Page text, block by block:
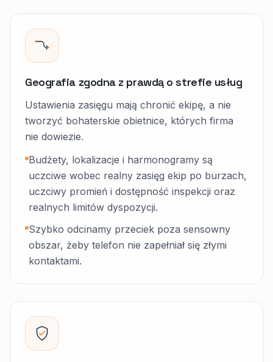
Geografia zgodna z prawdą o strefie usług
Ustawienia zasięgu mają chronić ekipę, a nie
tworzyć bohaterskie obietnice, których firma
nie dowiezie.
Budżety, lokalizacje i harmonogramy są
uczciwe wobec realny zasięg ekip po burzach,
uczciwy promień i dostępność inspekcji oraz
realnych limitów dyspozycji.
Szybko odcinamy przeciek poza sensowny
obszar, żeby telefon nie zapełniał się złymi
kontaktami.